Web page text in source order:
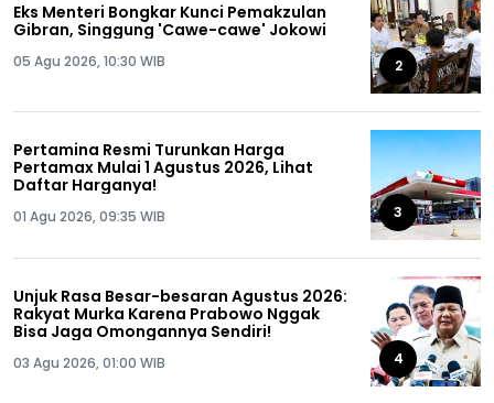
Eks Menteri Bongkar Kunci Pemakzulan
Gibran, Singgung 'Cawe-cawe' Jokowi
05 Agu 2026, 10:30 WIB 2
Pertamina Resmi Turunkan Harga
Pertamax Mulai 1 Agustus 2026, Lihat
Daftar Harganya!
01 Agu 2026, 09:35 WIB 3
Unjuk Rasa Besar-besaran Agustus 2026:
Rakyat Murka Karena Prabowo Nggak
Bisa Jaga Omongannya Sendiri!
03 Agu 2026, 01:00 WIB 4